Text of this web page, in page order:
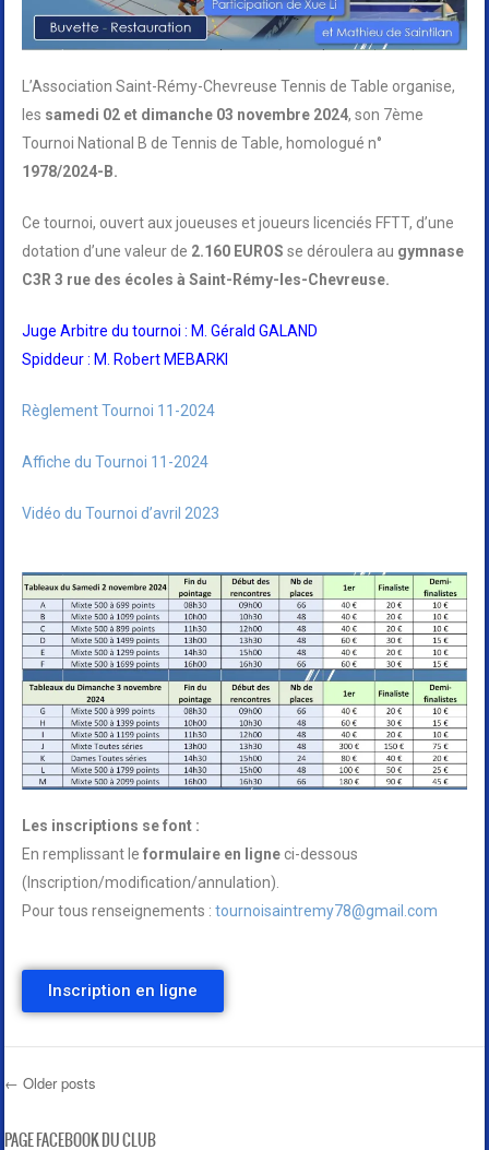
L’Association Saint-Rémy-Chevreuse Tennis de Table organise,
les samedi 02 et dimanche 03 novembre 2024, son 7ème
Tournoi National B de Tennis de Table, homologué n°
1978/2024-B.
Ce tournoi, ouvert aux joueuses et joueurs licenciés FFTT, d’une
dotation d’une valeur de 2.160 EUROS se déroulera au gymnase
C3R 3 rue des écoles à Saint-Rémy-les-Chevreuse.
Juge Arbitre du tournoi : M. Gérald GALAND
Spiddeur : M. Robert MEBARKI
Règlement Tournoi 11-2024
Affiche du Tournoi 11-2024
Vidéo du Tournoi d’avril 2023
Les inscriptions se font :
En remplissant leformulaire en ligne ci-dessous
(Inscription/modification/annulation).
Pour tous renseignements :tournoisaintremy78@gmail.com
Inscription en ligne
Post navigation
← Older posts
PAGE FACEBOOK DU CLUB